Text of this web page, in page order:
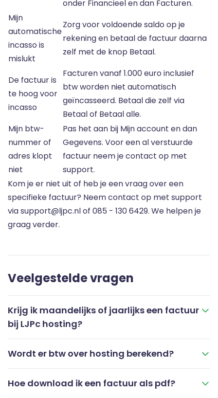
onder Financieel en dan Facturen.
Mijn
automatische
incasso is
mislukt
Zorg voor voldoende saldo op je
rekening en betaal de factuur daarna
zelf met de knop Betaal.
De factuur is
te hoog voor
incasso
Facturen vanaf 1.000 euro inclusief
btw worden niet automatisch
geïncasseerd. Betaal die zelf via
Betaal of Betaal alle.
Mijn btw-
nummer of
adres klopt
niet
Pas het aan bij Mijn account en dan
Gegevens. Voor een al verstuurde
factuur neem je contact op met
support.
Kom je er niet uit of heb je een vraag over een
specifieke factuur? Neemcontact op met support
via support@ljpc.nl of 085 - 130 6429. We helpen je
graag verder.
Veelgestelde vragen
Krijg ik maandelijks of jaarlijks een factuur
bij LJPc hosting?
Wordt er btw over hosting berekend?
Hoe download ik een factuur als pdf?